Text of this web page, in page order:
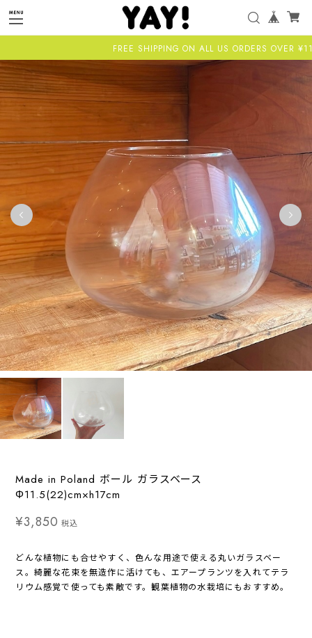
FREE SHIPPING ON ALL US ORDERS OVER
Made in Poland ボール ガラスベース
Φ11.5(22)cm×h17cm
¥3,850 税込
どんな植物にも合せやすく、色んな用途で使える丸いガラスベー
ス。綺麗な花束を無造作に活けても、エアープランツを入れてテラ
リウム感覚で使っても素敵です。観葉植物の水栽培にもおすすめ。